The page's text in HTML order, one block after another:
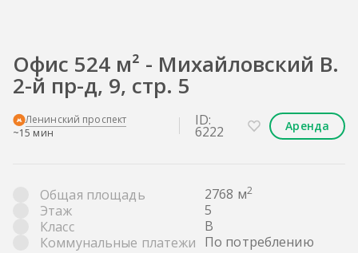
Офис 524 м² - Михайловский В.
2-й пр-д, 9, стр. 5
Ленинский проспект
~15 мин
ID:
6222 Аренда
Общая площадь 2768 м2
Этаж
5
Класс
B
Коммунальные платежи По потреблению